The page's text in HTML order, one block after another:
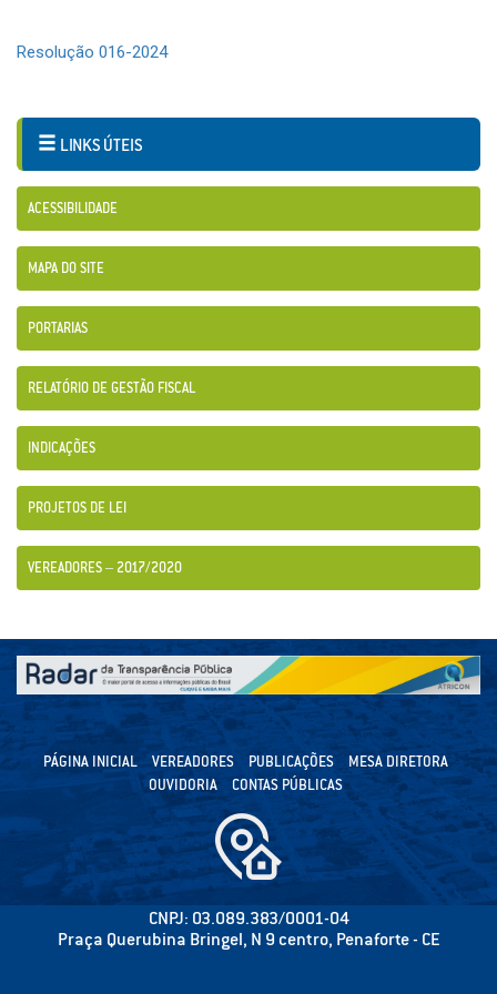
Resolução 016-2024
LINKS ÚTEIS
ACESSIBILIDADE
MAPA DO SITE
PORTARIAS
RELATÓRIO DE GESTÃO FISCAL
INDICAÇÕES
PROJETOS DE LEI
VEREADORES – 2017/2020
PÁGINA INICIAL VEREADORES PUBLICAÇÕES
MESA DIRETORA
OUVIDORIA
CONTAS PÚBLICAS
CNPJ: 03.089.383/0001-04
Praça Querubina Bringel, N 9 centro, Penaforte - CE